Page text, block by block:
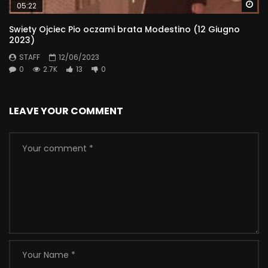
05:22
Swiety Ojciec Pio oczami brata Modestino (12 Giugno
2023)
STAFF
12/06/2023
0
2.7K 13 0
LEAVE YOUR COMMENT